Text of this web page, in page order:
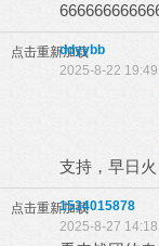
点击重新加载
ddyybb
2025-8-22
支持，早日火
点击重新加载1534015878
2025-8-27